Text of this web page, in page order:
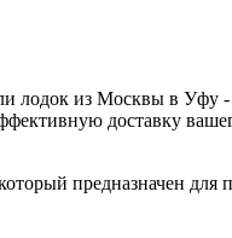
лодок из Москвы в Уфу -
доставку
предназначен